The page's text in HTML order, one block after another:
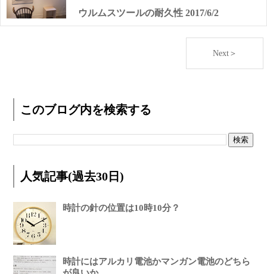
ウルムスツールの耐久性 2017/6/2
Next＞
このブログ内を検索する
人気記事(過去30日)
時計の針の位置は10時10分？
時計にはアルカリ電池かマンガン電池のどちら